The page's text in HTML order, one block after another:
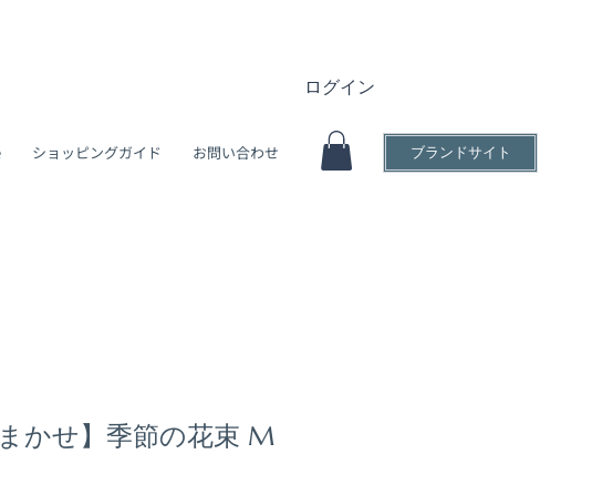
ログイン
ショッピングガイド お問い合わせ ブランドサイト
まかせ】季節の花束 M